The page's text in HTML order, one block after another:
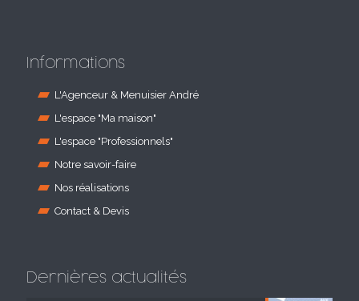
Informations
L'Agenceur & Menuisier André
L'espace "Ma maison"
L'espace "Professionnels"
Notre savoir-faire
Nos réalisations
Contact & Devis
Dernières actualités